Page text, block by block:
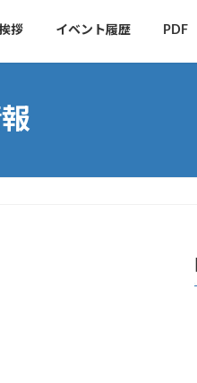
拶 イベント履歴 PDF